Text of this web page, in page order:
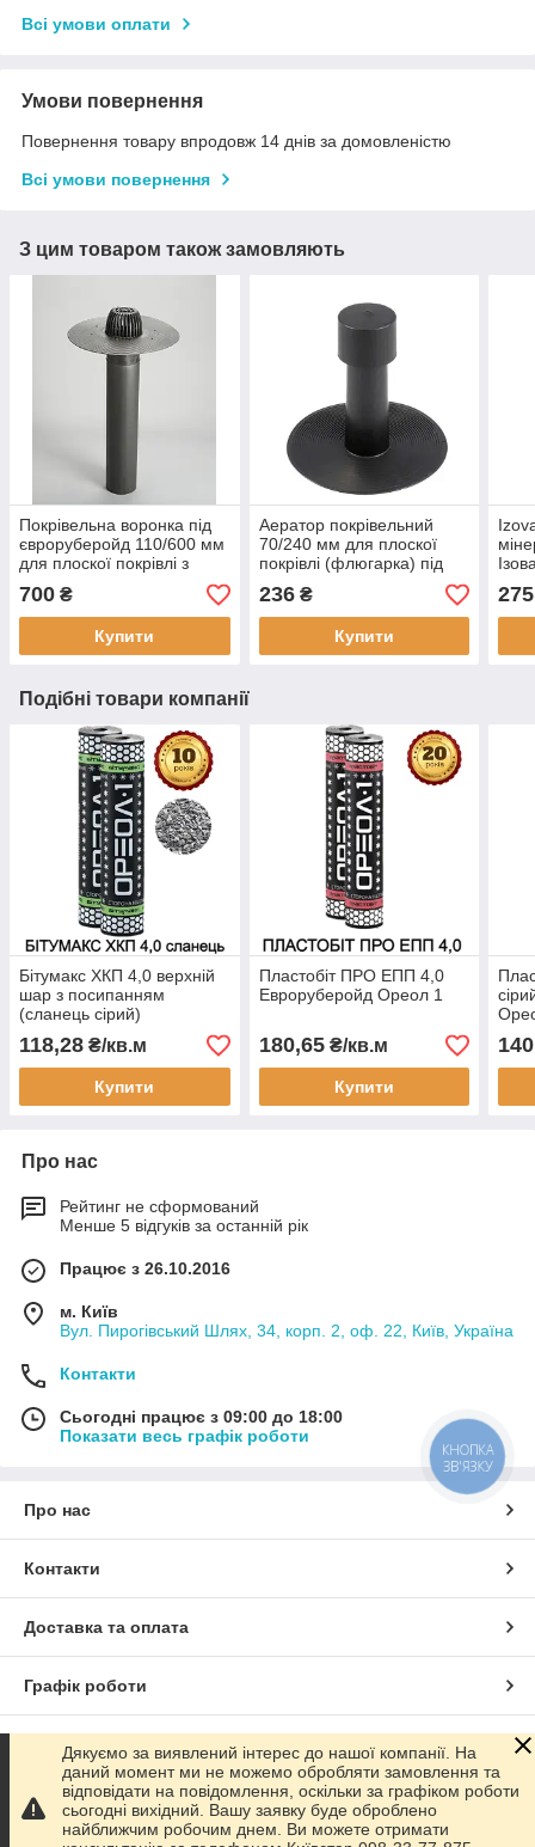
Всі умови оплати
Умови повернення
Повернення товару впродовж 14 днів за домовленістю
Всі умови повернення
З цим товаром також замовляють
Покрівельна воронка під
євроруберойд 110/600 мм
для плоскої покрівлі з
листяуловлювачем
700 ₴
Купити
Аератор покрівельний
70/240 мм для плоскої
покрівлі (флюгарка) під
євроруберойд
236₴
Купити
Подібні товари компанії
Бітумакс ХКП 4,0 верхній
шар з посипанням
(сланець сірий)
118,28 ₴/кв.м
Купити
Пластобіт ПРО ЕПП 4,0
Евроруберойд Ореол 1
180,65₴/кв.м
Купити
Про нас
Рейтинг не сформований
Менше 5 відгуків за останній рік
Працює з 26.10.2016
м. Київ
Вул. Пирогівський Шлях, 34, корп. 2, оф. 22, Київ, Україна
Контакти
Сьогодні працює з 09:00 до 18:00
Показати весь графік роботи
Про нас
Контакти
Доставка та оплата
Графік роботи
Повна версія сайту
Сайт створено на маркетплейсі Prom.ua
Дякуємо за виявлений інтерес до нашої компанії. На
даний момент ми не можемо обробляти замовлення та
відповідати на повідомлення, оскільки за графіком роботи
сьогодні вихідний. Вашу заявку буде оброблено
найближчим робочим днем. Ви можете отримати
КНОПКА
ЗВ'ЯЗКУ